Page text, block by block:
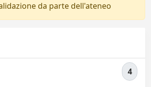
da parte dell'ateneo
4